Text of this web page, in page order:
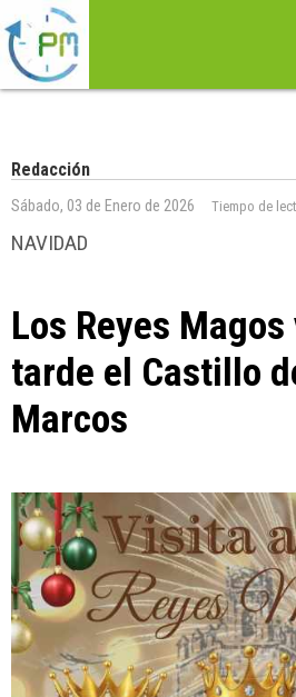
Redacción
Sábado, 03 de Enero de 2026 Tiempo de
NAVIDAD
Los Reyes
tarde el Castillo
Marcos